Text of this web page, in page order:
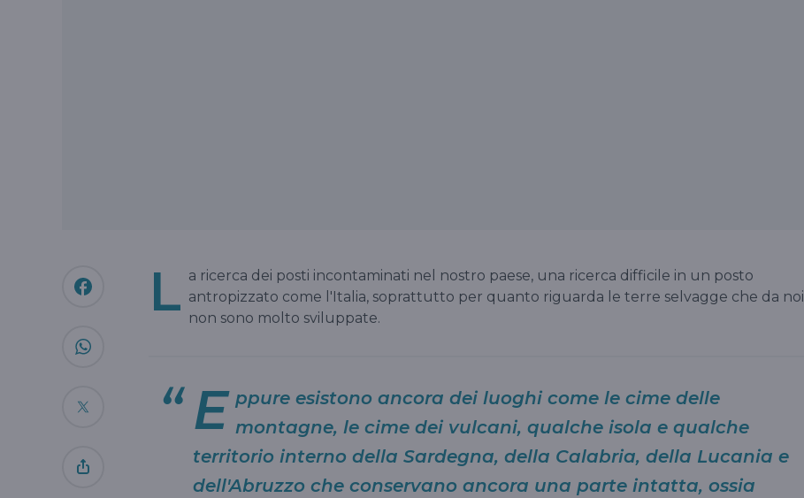
L a ricerca dei posti incontaminati nel nostro paese, una ricerca difficile in un posto
antropizzato come l'Italia, soprattutto per quanto riguarda le terre selvagge che da noi
non sono molto sviluppate.
E ppure esistono ancora dei luoghi come le cime delle
montagne, le cime dei vulcani, qualche isola e qualche
territorio interno della Sardegna, della Calabria, della Lucania e
dell'Abruzzo che conservano ancora una parte intatta, ossia